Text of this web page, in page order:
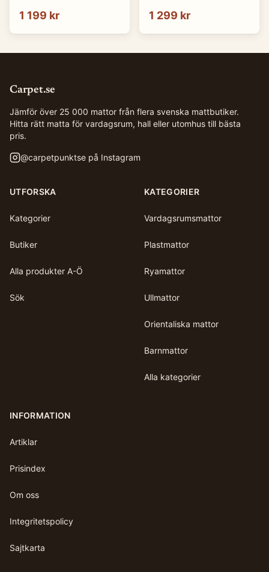
1 199 kr 1 299 kr
Carpet.se
Jämför över 25 000 mattor från flera svenska mattbutiker.
Hitta rätt matta för vardagsrum, hall eller utomhus till bästa
pris.
@carpetpunktse på Instagram
UTFORSKA
Kategorier
Butiker
Alla produkter A-Ö
Sök
KATEGORIER
Vardagsrumsmattor
Plastmattor
Ryamattor
Ullmattor
Orientaliska mattor
Barnmattor
Alla kategorier
INFORMATION
Artiklar
Prisindex
Om oss
Integritetspolicy
Sajtkarta